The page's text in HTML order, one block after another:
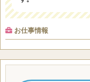
お仕事情報